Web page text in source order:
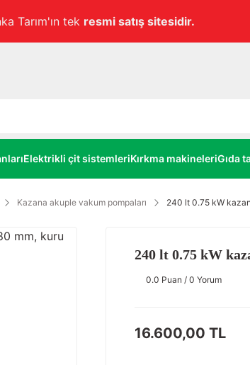
ödemelerdealt limitsiz %3 EKSTRA İNDİRİM!
Elektrikli çit sistemleriKırkma makineleriGıda
Kazana akuple vakum pompaları 240 lt 0.75 kW
240 lt 0.75 kW
0.0 Puan / 0 Yorum
16.600,00 TL